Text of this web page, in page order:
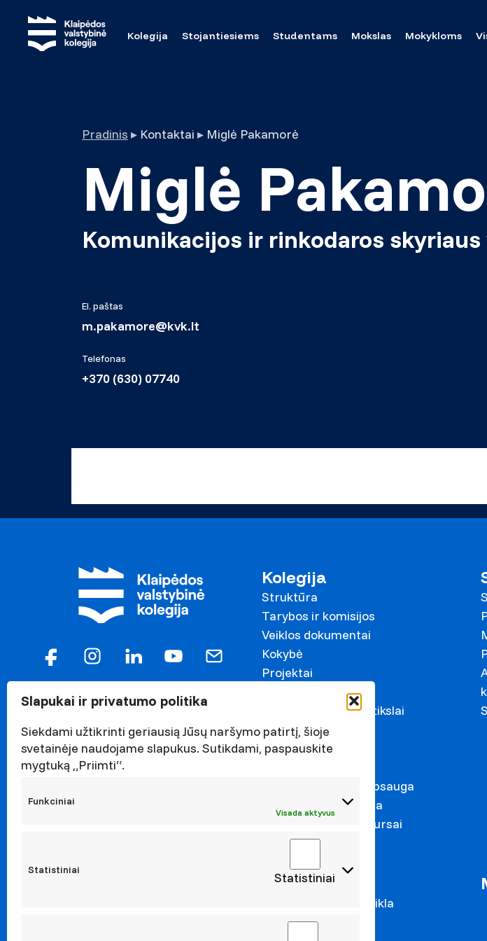
Slapukai ir privatumo politika
Siekdami užtikrinti geriausią Jūsų naršymo patirtį, šioje
svetainėje naudojame slapukus. Sutikdami, paspauskite
mygtuką „Priimti“.
Funkciniai
Visada aktyvus
Statistiniai Statistiniai
Kolegija Stojantiesiems Studentams Mokslas Mokykloms
Pradinis ▸ Kontaktai ▸ Miglė Pakamorė
Miglė
Komunikacijos ir rinkodaros skyriaus
El. paštas
m.pakamore@kvk.lt
Telefonas
+370 (630) 07740
Kolegija
Struktūra
Tarybos ir komisijos
Veiklos dokumentai
Kokybė
Projektai
Darnaus vystymosi tikslai
Naujienos
Renginiai
Asmens duomenų apsauga
Korupcijos prevencija
Atestavimas ir konkursai
Mokslas
Taikomoji mokslo veikla
Leidiniai